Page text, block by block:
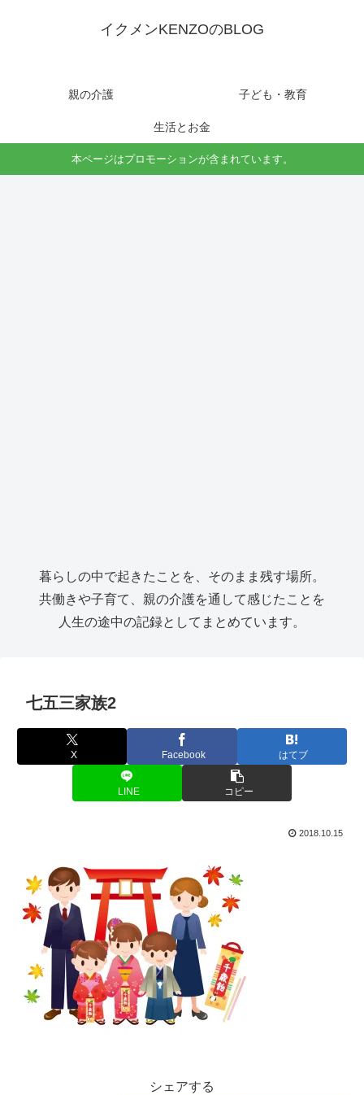
イクメンKENZOのBLOG
親の介護 子ども・教育
生活とお金
本ページはプロモーションが含まれています。
暮らしの中で起きたことを、そのまま残す場所。
共働きや子育て、親の介護を通して感じたことを
人生の途中の記録としてまとめています。
七五三家族2
X Facebook はてブ
LINE コピー
2018.10.15
シェアする